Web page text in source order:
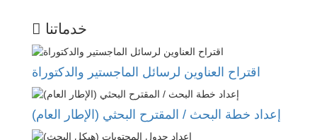
خدماتنا
اقتراح العناوين لرسائل الماجستير والدكتوراة
إعداد خطة البحث / المقترح البحثي (الإطار العام)